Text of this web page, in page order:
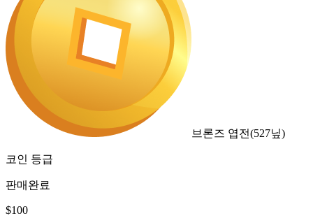
브론즈 엽전(527닢)
코인 등급
판매완료
$100